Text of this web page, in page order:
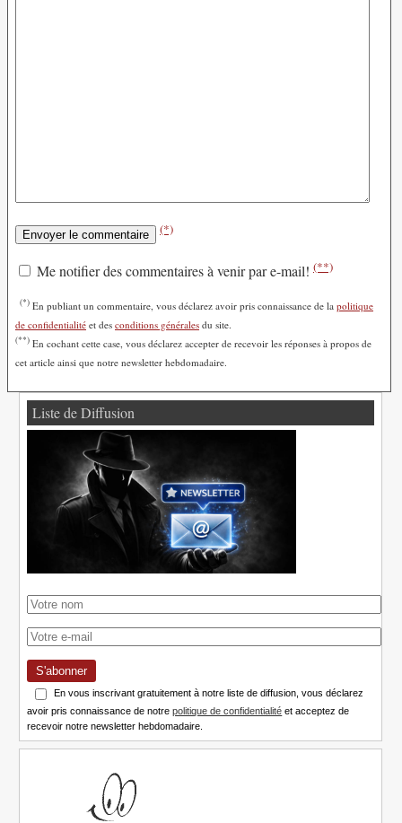
(*)
Me notifier des commentaires à venir par e-mail! (**)
(*) En publiant un commentaire, vous déclarez avoir pris connaissance de la politique
de confidentialité et des conditions générales du site.
(**) En cochant cette case, vous déclarez accepter de recevoir les réponses à propos de
cet article ainsi que notre newsletter hebdomadaire.
Liste de Diffusion
S'abonner
En vous inscrivant gratuitement à notre liste de diffusion, vous déclarez
avoir pris connaissance de notrepolitique de confidentialité et acceptez de
recevoir notre newsletter hebdomadaire.